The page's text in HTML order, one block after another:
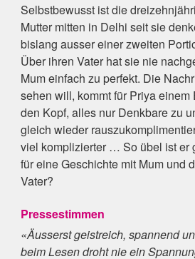
Selbstbewusst ist die
Mutter mitten in Delhi seit sie
bislang ausser einer zweiten
Über ihren Vater hat sie nie
Mum einfach zu perfekt. Die
sehen will, kommt für Priya
den Kopf, alles nur Denkbare zu
gleich wieder
viel komplizierter … So übel ist er
für eine Geschichte mit Mum und
Vater?
Pressestimmen
«Äusserst geistreich, spannend
beim Lesen droht nie ein